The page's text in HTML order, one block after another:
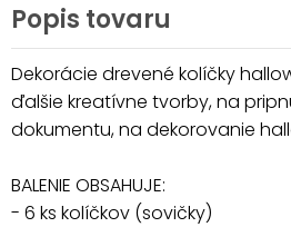
Popis tovaru
Dekorácie drevené kolíčky
ďalšie kreatívne tvorby, na
dokumentu, na dekorovanie
BALENIE OBSAHUJE:
- 6 ks kolíčkov (sovičky)